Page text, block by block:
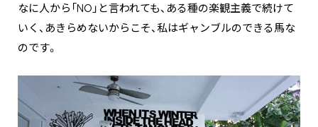
なに人から「NO」と言われても、ある種の楽観主義で続けて
いく、あきらめないからこそ、私はギャンブルのできる馬な
のです。